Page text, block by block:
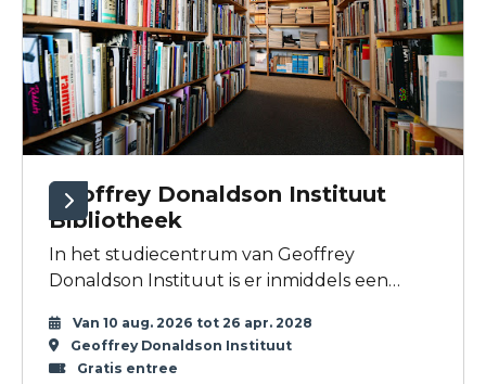
Geoffrey Donaldson Instituut
Bibliotheek
In het studiecentrum van Geoffrey
Donaldson Instituut is er inmiddels een
een collectie filmfoto’s, filmaffiches en nog
veel meer materiaal te bezichtigen en te
Van 10 aug. 2026 tot 26 apr. 2028
Geoffrey Donaldson Instituut
Gratis entree